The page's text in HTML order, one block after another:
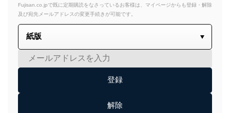
Fujisan.co.jpで既に定期購読をなさっているお客様は、マイページからも登録・解除
及び宛先メールアドレスの変更手続きが可能です。